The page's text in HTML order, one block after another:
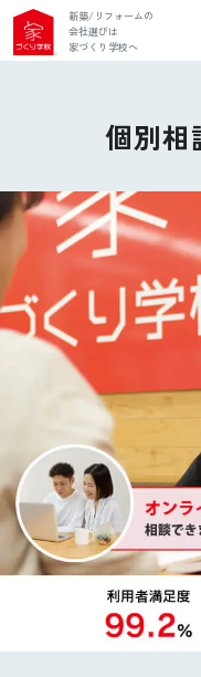
新築/リフォームの
会社選びは
家づくり学校へ
ホーム
家づくり学校と
お悩み・相談
よくある質問
ご利用者の声
個別相
予算立て
借りられる
予算を見つけ
購入シミ
15分
住宅会社ごと